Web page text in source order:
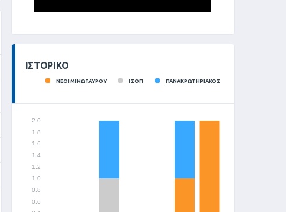
ΙΣΤΟΡΙΚΌ
ΝΕΟΙ ΜΙΝΩΤΑΥΡΟΥ ΙΣΟΠ ΠΑΝΑΚΡΩΤΗΡΙΑΚΟΣ